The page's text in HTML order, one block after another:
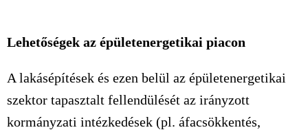
Lehetőségek az épületenergetikai piacon
A lakásépítések és ezen belül az épületenergetikai
szektor tapasztalt fellendülését az irányzott
kormányzati intézkedések (pl. áfacsökkentés,